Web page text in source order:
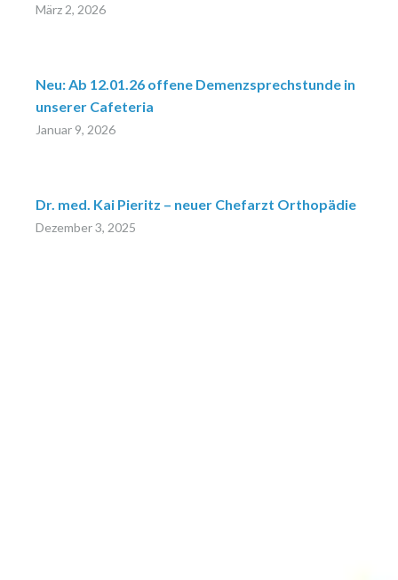
März 2, 2026
Neu: Ab 12.01.26 offene Demenzsprechstunde in
unserer Cafeteria
Januar 9, 2026
Dr. med. Kai Pieritz – neuer Chefarzt Orthopädie
Dezember 3, 2025